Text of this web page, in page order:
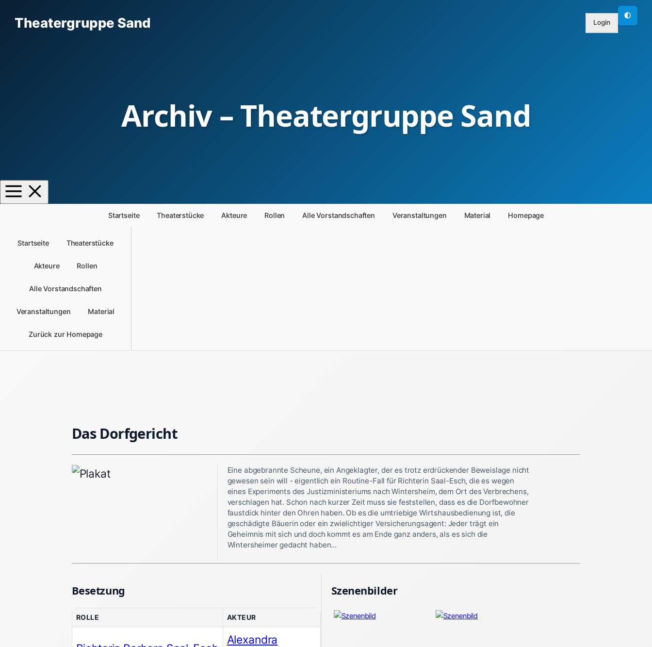
Theatergruppe Sand Login
🌓
Archiv – Theatergruppe Sand
Startseite Theaterstücke Akteure Rollen Alle Vorstandschaften Veranstaltungen Material Homepage
Startseite Theaterstücke
Akteure Rollen
Alle Vorstandschaften
Veranstaltungen Material
Zurück zur Homepage
Das Dorfgericht
Eine abgebrannte Scheune, ein Angeklagter, der es trotz erdrückender Beweislage nicht
gewesen sein will - eigentlich ein Routine-Fall für Richterin Saal-Esch, die es wegen
eines Experiments des Justizministeriums nach Wintersheim, dem Ort des Verbrechens,
verschlagen hat. Schon nach kurzer Zeit muss sie feststellen, dass es die Dorfbewohner
faustdick hinter den Ohren haben. Ob es die umtriebige Wirtshausbedienung ist, die
geschädigte Bäuerin oder ein zwielichtiger Versicherungsagent: Jeder trägt ein
Geheimnis mit sich und doch kommt es am Ende ganz anders, als es sich die
Wintersheimer gedacht haben...
Besetzung
ROLLE AKTEUR
Alexandra
Szenenbilder